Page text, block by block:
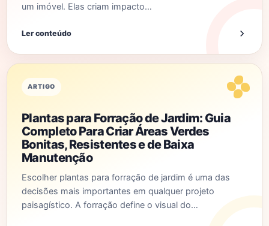
um imóvel. Elas criam impacto…
Ler conteúdo
ARTIGO
Plantas para Forração de Jardim: Guia
Completo Para Criar Áreas Verdes
Bonitas, Resistentes e de Baixa
Manutenção
Escolher plantas para forração de jardim é uma das
decisões mais importantes em qualquer projeto
paisagístico. A forração define o visual do…